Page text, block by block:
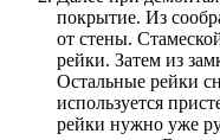
покрытие. Из
от стены.
рейки. Затем из
Остальные рейки
используется
рейки нужно уже